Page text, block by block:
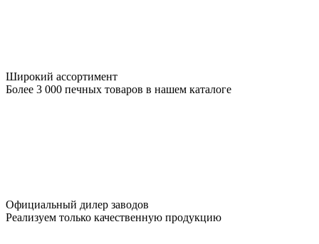
Широкий ассортимент
Более 3 000 печных товаров в нашем каталоге
Официальный дилер заводов
Реализуем только качественную продукцию